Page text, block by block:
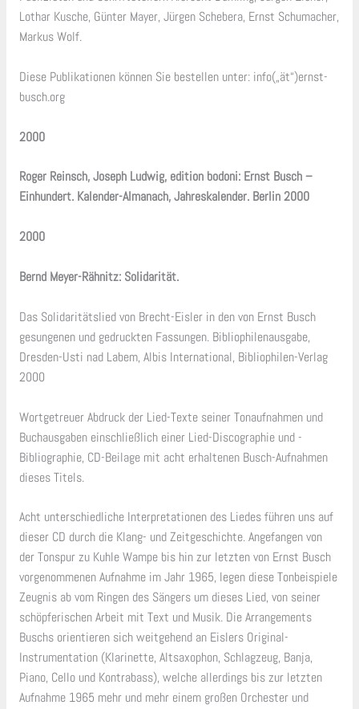
Lothar Kusche, Günter Mayer, Jürgen Schebera, Ernst Schumacher,
Markus Wolf.
Diese Publikationen können Sie bestellen unter: info(„ät“)ernst-
busch.org
2000
Roger Reinsch, Joseph Ludwig, edition bodoni: Ernst Busch –
Einhundert. Kalender-Almanach, Jahreskalender. Berlin 2000
2000
Bernd Meyer-Rähnitz: Solidarität.
Das Solidaritätslied von Brecht-Eisler in den von Ernst Busch
gesungenen und gedruckten Fassungen. Bibliophilenausgabe,
Dresden-Usti nad Labem, Albis International, Bibliophilen-Verlag
2000
Wortgetreuer Abdruck der Lied-Texte seiner Tonaufnahmen und
Buchausgaben einschließlich einer Lied-Discographie und -
Bibliographie, CD-Beilage mit acht erhaltenen Busch-Aufnahmen
dieses Titels.
Acht unterschiedliche Interpretationen des Liedes führen uns auf
dieser CD durch die Klang- und Zeitgeschichte. Angefangen von
der Tonspur zu Kuhle Wampe bis hin zur letzten von Ernst Busch
vorgenommenen Aufnahme im Jahr 1965, legen diese Tonbeispiele
Zeugnis ab vom Ringen des Sängers um dieses Lied, von seiner
schöpferischen Arbeit mit Text und Musik. Die Arrangements
Buschs orientieren sich weitgehend an Eislers Original-
Instrumentation (Klarinette, Altsaxophon, Schlagzeug, Banja,
Piano, Cello und Kontrabass), welche allerdings bis zur letzten
Aufnahme 1965 mehr und mehr einem großen Orchester und